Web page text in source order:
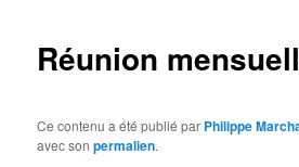
Réunion
Ce contenu a été publié par Philippe
avec sonpermalien.